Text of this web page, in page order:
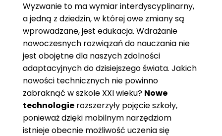
Wyzwanie to ma wymiar interdyscyplinarny,
a jedną z dziedzin, w której owe zmiany są
wprowadzane, jest edukacja. Wdrażanie
nowoczesnych rozwiązań do nauczania nie
jest obojętne dla naszych zdolności
adaptacyjnych do dzisiejszego świata. Jakich
nowości technicznych nie powinno
zabraknąć w szkole XXI wieku? Nowe
technologierozszerzyły pojęcie szkoły,
ponieważ dzięki mobilnym narzędziom
istnieje obecnie możliwość uczenia się